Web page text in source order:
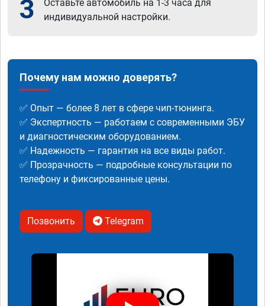
3
Оставьте автомобиль на 1-3 часа для
индивидуальной настройки.
Почему нам можно доверять?
✅ Опыт — более 8 лет в сфере чип-тюнинга.
✅ Экспертность — работаем с современными ЭБУ
и диагностическим оборудованием.
✅ Надежность — гарантия на все виды работ.
✅ Прозрачность — подробные консультации по
телефону и фиксированные цены.
Позвонить Telegram